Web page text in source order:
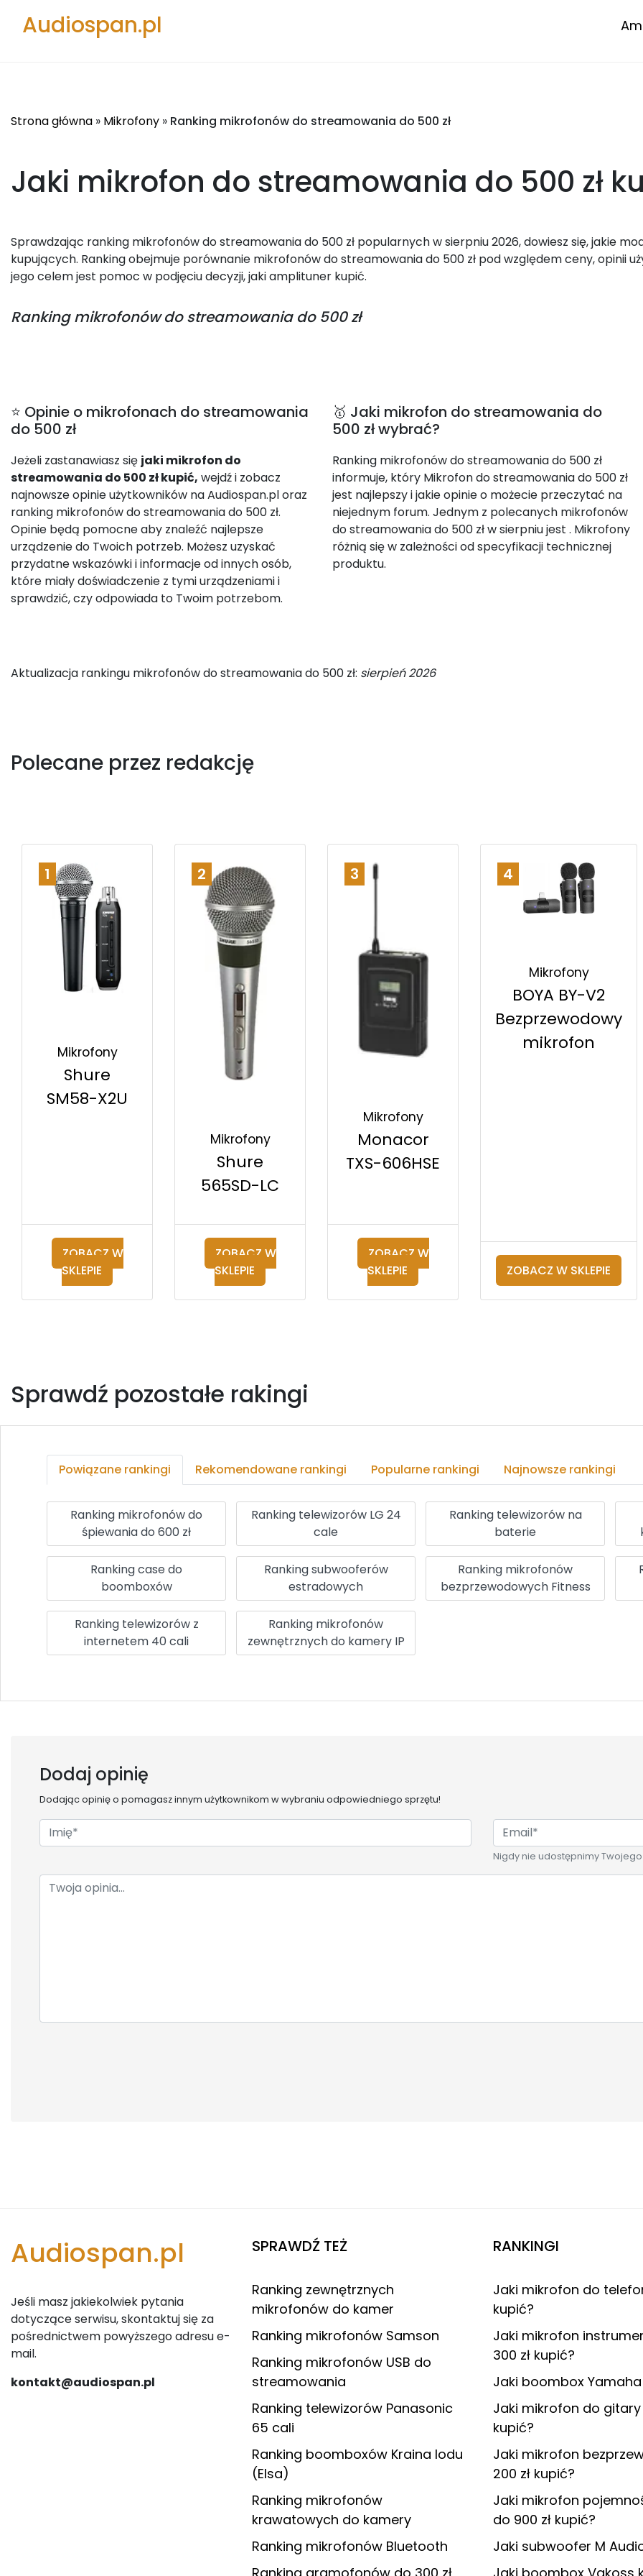
Audiospan.pl
Strona główna » Mikrofony » Ranking mikrofonów do streamowania do 500 zł
Jaki mikrofon do streamowania do 500 zł
Sprawdzając ranking mikrofonów do streamowania do 500 zł popularnych w sierpniu 2026, dowiesz się, jakie
kupujących. Ranking obejmuje porównanie mikrofonów do streamowania do 500 zł pod względem ceny, opinii
jego celem jest pomoc w podjęciu decyzji, jaki amplituner kupić.
Rankingmikrofonów do streamowania do 500 zł
⭐ Opinie o mikrofonach do streamowania
do 500 zł
Jeżeli zastanawiasz się jaki mikrofon do
streamowania do 500 zł kupić, wejdź i zobacz
najnowsze opinie użytkowników na Audiospan.pl oraz
ranking mikrofonów do streamowania do 500 zł.
Opinie będą pomocne aby znaleźć najlepsze
urządzenie do Twoich potrzeb. Możesz uzyskać
przydatne wskazówki i informacje od innych osób,
które miały doświadczenie z tymi urządzeniami i
sprawdzić, czy odpowiada to Twoim potrzebom.
🥇 Jaki mikrofon do streamowania do
500 zł wybrać?
Ranking mikrofonów do streamowania do 500 zł
informuje, który Mikrofon do streamowania do 500 zł
jest najlepszy i jakie opinie o możecie przeczytać na
niejednym forum. Jednym z polecanych mikrofonów
do streamowania do 500 zł w sierpniu jest . Mikrofony
różnią się w zależności od specyfikacji technicznej
produktu.
Aktualizacja rankingu mikrofonów do streamowania do 500 zł: sierpień 2026
Polecane przez redakcję
1
Mikrofony
Shure
SM58-X2U
ZOBACZ W
SKLEPIE
2
Mikrofony
Shure
565SD-LC
ZOBACZ W
SKLEPIE
3
Mikrofony
Monacor
TXS-606HSE
ZOBACZ W
SKLEPIE
4
Mikrofony
BOYA BY-V2
Bezprzewodowy
mikrofon
ZOBACZ W SKLEPIE
Sprawdź pozostałe rakingi
Powiązane rankingi Rekomendowane rankingi Popularne rankingi Najnowsze rankingi
Ranking mikrofonów do
śpiewania do 600 zł
Ranking telewizorów LG 24
cale
Ranking telewizorów na
baterie
Ranking case do
boomboxów
Ranking subwooferów
estradowych
Ranking mikrofonów
bezprzewodowych Fitness
Ranking telewizorów z
internetem 40 cali
Ranking mikrofonów
zewnętrznych do kamery IP
Dodaj opinię
Dodając opinię o pomagasz innym użytkownikom w wybraniu odpowiedniego sprzętu!
Nigdy nie udostępnimy
Audiospan.pl
Jeśli masz jakiekolwiek pytania
dotyczące serwisu, skontaktuj się za
pośrednictwem powyższego adresu e-
mail.
kontakt@audiospan.pl
SPRAWDŹ TEŻ
Ranking zewnętrznych
mikrofonów do kamer
Ranking mikrofonów Samson
Ranking mikrofonów USB do
streamowania
Ranking telewizorów Panasonic
65 cali
Ranking boomboxów Kraina lodu
(Elsa)
Ranking mikrofonów
krawatowych do kamery
Ranking mikrofonów Bluetooth
RANKINGI
Jaki mikrofon do
kupić?
Jaki mikrofon
300 zł kupić?
Jaki boombox
Jaki mikrofon do
kupić?
Jaki mikrofon
200 zł kupić?
Jaki mikrofon
do 900 zł kupić?
Jaki subwoofer M